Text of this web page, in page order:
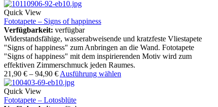
Quick View
Fototapete – Signs of happiness
Verfügbarkeit: verfügbar
Widerstandsfähige, wasserabweisende und kratzfeste Vliestapete
"Signs of happiness" zum Anbringen an die Wand. Fototapete
"Signs of happiness" mit dem inspirierenden Motiv wird zum
effektiven Zimmerschmuck jeden Raumes.
21,90 € – 94,90 € Ausführung wählen
Quick View
Fototapete – Lotosblüte